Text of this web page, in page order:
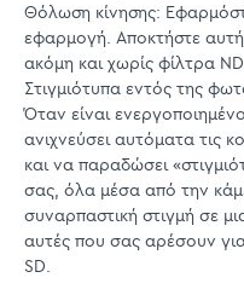
Θόλωση κίνησης:
εφαρμογή. Αποκτήστε
ακόμη και χωρίς φίλτρα
Στιγμιότυπα εντός της
Όταν είναι
ανιχνεύσει αυτόματα τις
και να παραδώσει
σας, όλα μέσα από την
συναρπαστική στιγμή σε
αυτές που σας αρέσουν
SD.